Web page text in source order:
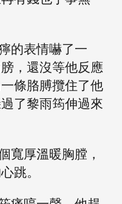
的表情嚇了一
，還沒等他反應
條胳膊攬住了他
了黎雨筠伸過來
寬厚溫暖胸膛，
跳。